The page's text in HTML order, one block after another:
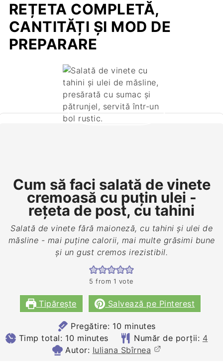
REȚETA COMPLETĂ,
CANTITĂȚI ȘI MOD DE
PREPARARE
Cum să faci salată de vinete
cremoasă cu puțin ulei -
rețeta de post, cu tahini
Salată de vinete fără maioneză, cu tahini și ulei de
măsline - mai puține calorii, mai multe grăsimi bune
și un gust cremos irezistibil.
5 from 1 vote
Tipărește Salvează pe Pinterest
Pregătire: 10minutes
minutes
Timp total: 10minutes
minutes Număr de porții: 4
Autor: Iuliana Sbîrnea